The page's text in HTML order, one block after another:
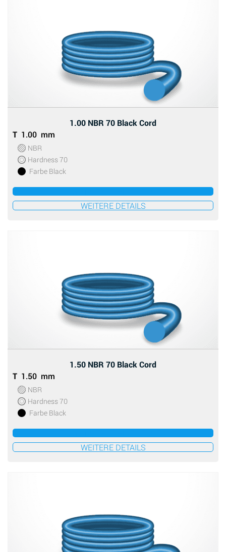
1.00 NBR 70 Black Cord
T 1.00 mm
Farbe Black
Hardness 70
NBR
WEITERE DETAILS
1.50 NBR 70 Black Cord
T 1.50 mm
Farbe Black
Hardness 70
NBR
WEITERE DETAILS